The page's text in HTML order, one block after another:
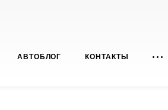
АВТОБЛОГ КОНТАКТЫ